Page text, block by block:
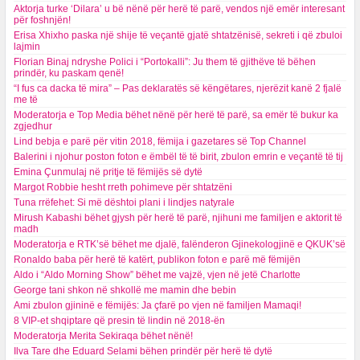
Aktorja turke ‘Dilara’ u bë nënë për herë të parë, vendos një emër interesant
për foshnjën!
Erisa Xhixho paska një shije të veçantë gjatë shtatzënisë, sekreti i që zbuloi
lajmin
Florian Binaj ndryshe Polici i “Portokalli”: Ju them të gjithëve të bëhen
prindër, ku paskam qenë!
“I fus ca dacka të mira” – Pas deklaratës së këngëtares, njerëzit kanë 2 fjalë
me të
Moderatorja e Top Media bëhet nënë për herë të parë, sa emër të bukur ka
zgjedhur
Lind bebja e parë për vitin 2018, fëmija i gazetares së Top Channel
Balerini i njohur poston foton e ëmbël të të birit, zbulon emrin e veçantë të tij
Emina Çunmulaj në pritje të fëmijës së dytë
Margot Robbie hesht rreth pohimeve për shtatzëni
Tuna rrëfehet: Si më dështoi plani i lindjes natyrale
Mirush Kabashi bëhet gjysh për herë të parë, njihuni me familjen e aktorit të
madh
Moderatorja e RTK’së bëhet me djalë, falënderon Gjinekologjinë e QKUK’së
Ronaldo baba për herë të katërt, publikon foton e parë më fëmijën
Aldo i “Aldo Morning Show” bëhet me vajzë, vjen në jetë Charlotte
George tani shkon në shkollë me mamin dhe bebin
Ami zbulon gjininë e fëmijës: Ja çfarë po vjen në familjen Mamaqi!
8 VIP-et shqiptare që presin të lindin në 2018-ën
Moderatorja Merita Sekiraqa bëhet nënë!
Ilva Tare dhe Eduard Selami bëhen prindër për herë të dytë